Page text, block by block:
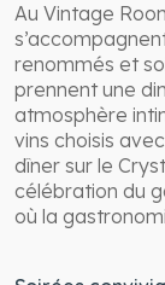
Au Vintage
renommés et
prennent une
atmosphère
vins choisis
dîner sur le
célébration du
où la